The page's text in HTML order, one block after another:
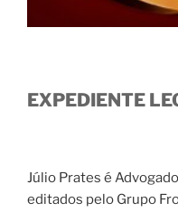
EXPEDIENTE
Júlio Prates é
editados pelo Grupo